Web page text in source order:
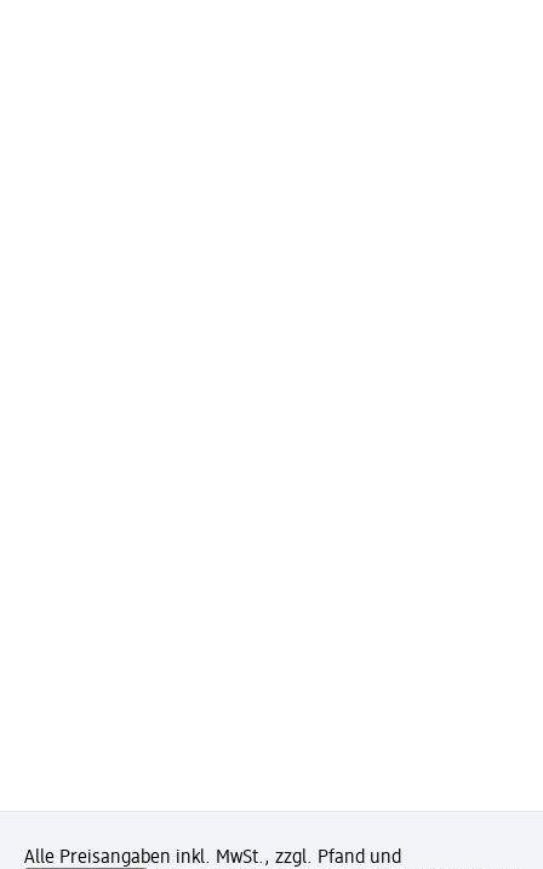
Alle Preisangaben inkl. MwSt., zzgl. Pfand und